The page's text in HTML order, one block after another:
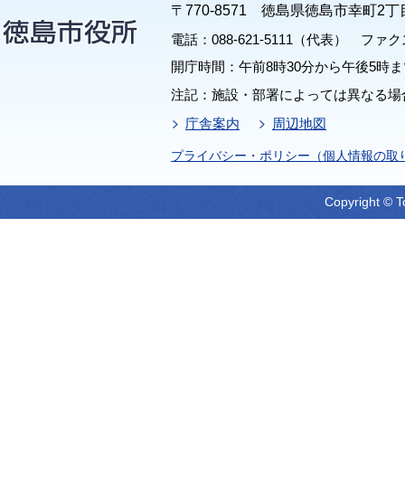
〒770-8571 徳島県徳島市幸町2丁
電話：088-621-5111（代表） ファク
開庁時間：午前8時30分から午後5時
注記：施設・部署によっては異なる
庁舎案内
周辺地図
プライバシー・ポリシー（個人情報の取
Copyright ©